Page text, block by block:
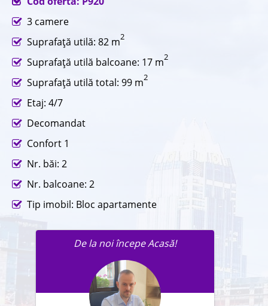
3 camere
Suprafaţă utilă: 82 m2
Suprafaţă utilă balcoane: 17 m2
Suprafaţă utilă total: 99 m2
Etaj: 4/7
Decomandat
Confort 1
Nr. băi: 2
Nr. balcoane: 2
Tip imobil: Bloc apartamente
De la noi începe Acasă!
Trimite un mesaj agentului în
legatură cu această proprietate.